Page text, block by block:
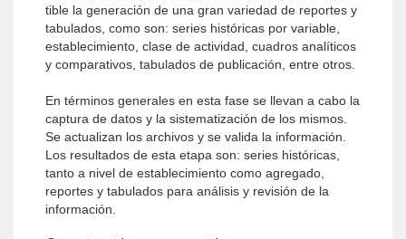
tible la generación de una gran variedad de reportes y
tabulados, como son: series históricas por variable,
establecimiento, clase de actividad, cuadros analíticos
y comparativos, tabulados de publicación, entre otros.
En términos generales en esta fase se llevan a cabo la
captura de datos y la sistematización de los mismos.
Se actualizan los archivos y se valida la información.
Los resultados de esta etapa son: series históricas,
tanto a nivel de establecimiento como agregado,
reportes y tabulados para análisis y revisión de la
información.